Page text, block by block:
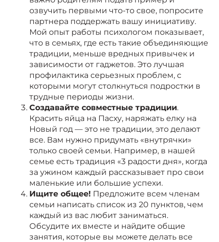
озвучить первыми что-то свое, попросите
партнера поддержать вашу инициативу.
Мой опыт работы психологом показывает,
что в семьях, где есть такие объединяющие
традиции, меньше вредных привычек и
зависимости от гаджетов. Это лучшая
профилактика серьезных проблем, с
которыми могут столкнуться подростки в
трудные периоды жизни.
Создавайте совместные традиции.
Красить яйца на Пасху, наряжать елку на
Новый год — это не традиции, это делают
все. Вам нужно придумать «внутрячки»
только своей семьи. Например, в нашей
семье есть традиция «3 радости дня», когда
за ужином каждый рассказывает про свои
маленькие или большие успехи.
Ищите общее! Предложите всем членам
семьи написать список из 20 пунктов, чем
каждый из вас любит заниматься.
Обсудите их вместе и найдите общие
занятия, которые вы можете делать все